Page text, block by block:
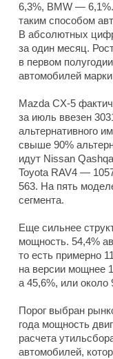
6,3%, BMW —
таким способом
В абсолютных
за один месяц.
в первом
автомобилей
Mazda CX-5
за июль ввезен
альтернативного
свыше 90%
идут Nissan
Toyota RAV4 —
563. На пять
сегмента.
Еще сильнее
мощность. 54,4%
то есть примерно
на версии мощнее
а 45,6%, или около
Порог выбран
года мощность
расчета
автомобилей,